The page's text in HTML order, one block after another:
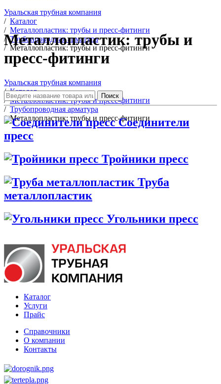
Уральская трубная компания
/ Каталог
/ Металлопластик: трубы и пресс-фитинги
/ Трубопроводная арматура
/ Металлопластик: трубы и пресс-фитинги
Металлопластик: трубы и
пресс-фитинги
Уральская трубная компания
/ Каталог
/ Металлопластик: трубы и пресс-фитинги
/ Трубопроводная арматура
/ Металлопластик: трубы и пресс-фитинги
Поиск
Соединители
пресс
Тройники пресс
Труба
металлопластик
Угольники пресс
Каталог
Услуги
Прайс
Справочники
О компании
Контакты